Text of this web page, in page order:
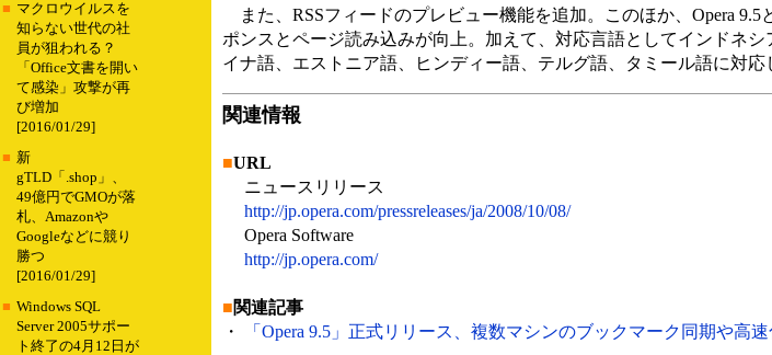
■ マクロウイルスを
知らない世代の社
員が狙われる？
「Office文書を開い
て感染」攻撃が再
び増加
[2016/01/29]
■ 新
gTLD「.shop」、
49億円でGMOが落
札、Amazonや
Googleなどに競り
勝つ
[2016/01/29]
■ Windows SQL
Server 2005サポー
ト終了の4月12日が
また、RSSフィードのプレビュー機能を追加。このほか、Opera 9.5
ポンスとページ読み込みが向上。加えて、対応言語としてインドネシ
イナ語、エストニア語、ヒンディー語、テルグ語、タミール語に対応
関連情報
■URL
ニュースリリース
http://jp.opera.com/pressreleases/ja/2008/10/08/
Opera Software
http://jp.opera.com/
■関連記事
・
「Opera 9.5」正式リリース、複数マシンのブックマーク同期や高速